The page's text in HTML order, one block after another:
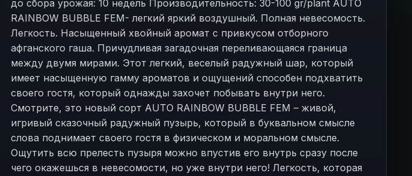
до сбора урожая: 10 недель Производительность: 30-100 gr/plant AUTO
RAINBOW BUBBLE FEM- легкий яркий воздушный. Полная невесомость.
Легкость. Насыщенный хвойный аромат с привкусом отборного
афганского гаша. Причудливая загадочная переливающаяся граница
между двумя мирами. Этот легкий, веселый радужный шар, который
имеет насыщенную гамму ароматов и ощущений способен подхватить
своего гостя, который однажды захочет побывать внутри него.
Смотрите, это новый сорт AUTO RAINBOW BUBBLE FEM – живой,
игривый сказочный радужный пузырь, который в буквальном смысле
слова поднимает своего гостя в физическом и моральном смысле.
Ощутить всю прелесть пузыря можно впустив его внутрь сразу после
чего окажешься в невесомости, но уже внутри него! Легкость, которая